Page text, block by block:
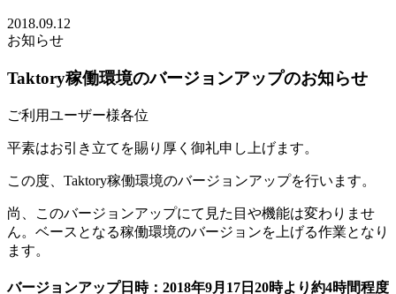
2018.09.12
お知らせ
Taktory稼働環境のバージョンアップのお知らせ
ご利用ユーザー様各位
平素はお引き立てを賜り厚く御礼申し上げます。
この度、Taktory稼働環境のバージョンアップを行います。
尚、このバージョンアップにて見た目や機能は変わりませ
ん。ベースとなる稼働環境のバージョンを上げる作業となり
ます。
バージョンアップ日時：2018年9月17日20時より約4時間程度